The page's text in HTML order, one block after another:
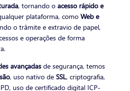
, tornando o acesso rápido e
plataforma, como Web e
o trâmite e extravio de papel,
e operações de forma
avançadasde segurança, temos
, uso nativo de SSL, criptografia,
uso de certificado digital ICP-